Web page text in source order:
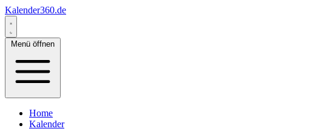
Kalender360.de
Menü öffnen
Home
Kalender